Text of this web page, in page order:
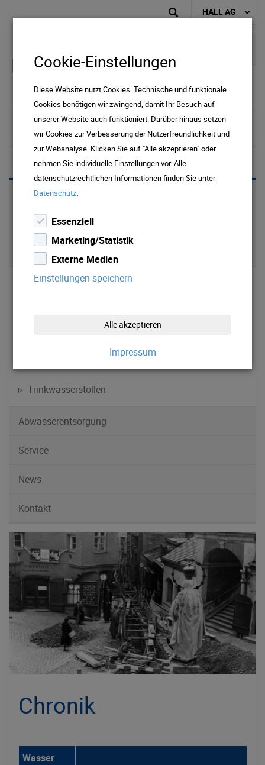
HALL AG
zur Startseite
Chronik
Wasser
Wasser
Preise & Downloads Wasser & Abwasser
Trinkwasser
Wasserversorgung
▹ Anlagen im Portrait
▹ Trinkwasserstollen
Abwasserentsorgung
Service
News
Kontakt
Cookie-Einstellungen
Diese Website nutzt Cookies. Technische und funktionale
Cookies benötigen wir zwingend, damit Ihr Besuch auf
unserer Website auch funktioniert. Darüber hinaus setzen
wir Cookies zur Verbesserung der Nutzerfreundlichkeit und
zur Webanalyse. Klicken Sie auf "Alle akzeptieren" oder
nehmen Sie individuelle Einstellungen vor. Alle
datenschutzrechtlichen Informationen finden Sie unter
Datenschutz.
Essenziell
Marketing/Statistik
Externe Medien
Einstellungen speichern
Alle akzeptieren
Impressum